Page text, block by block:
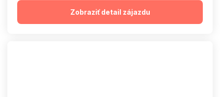
Zobraziť detail zájazdu